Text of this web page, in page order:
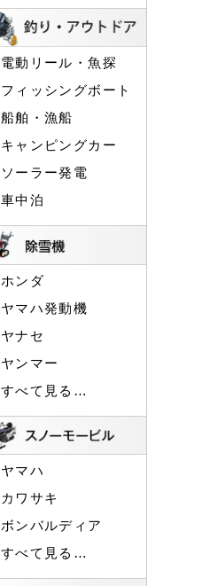
電動リール・魚探
フィッシングボート
船舶・漁船
キャンピングカー
ソーラー発電
車中泊
ホンダ
ヤマハ発動機
ヤナセ
ヤンマー
すべて見る…
ヤマハ
カワサキ
ボンバルディア
すべて見る…